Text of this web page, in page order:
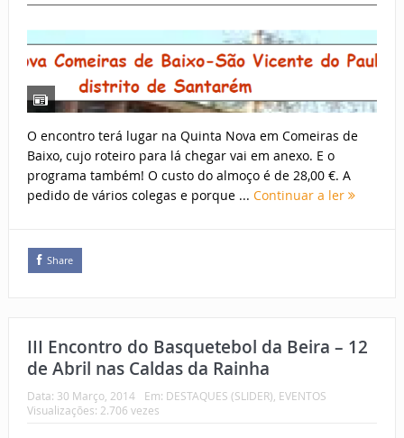
O encontro terá lugar na Quinta Nova em Comeiras de
Baixo, cujo roteiro para lá chegar vai em anexo. E o
programa também! O custo do almoço é de 28,00 €. A
pedido de vários colegas e porque ... Continuar a ler
Share
III Encontro do Basquetebol da Beira – 12
de Abril nas Caldas da Rainha
Data: 30 Março, 2014 Em: DESTAQUES (SLIDER) EVENTOS
Visualizações: 2.706 vezes